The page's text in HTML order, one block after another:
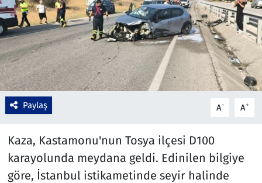
Paylaş A- A+
Kaza, Kastamonu'nun Tosya ilçesi D100
karayolunda meydana geldi. Edinilen bilgiye
göre, İstanbul istikametinde seyir halinde
Eğitim
Turizm
Yerel